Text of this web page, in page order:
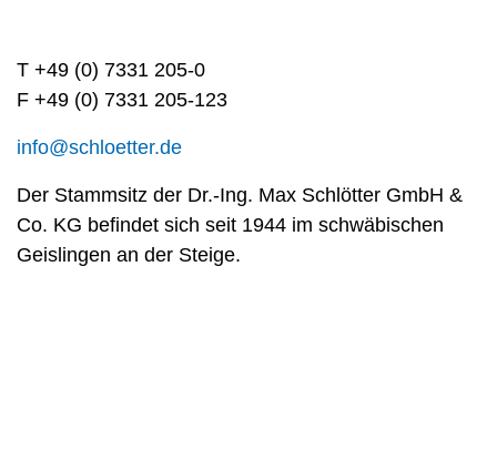
T +49 (0) 7331 205-0
F +49 (0) 7331 205-123
info@schloetter.de
Der Stammsitz der Dr.-Ing. Max Schlötter GmbH &
Co. KG befindet sich seit 1944 im schwäbischen
Geislingen an der Steige.